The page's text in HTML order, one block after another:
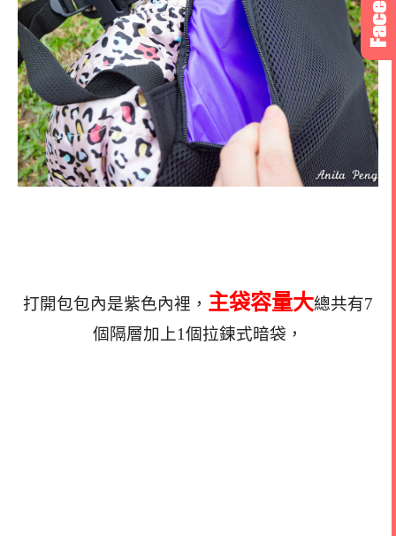
打開包包內是紫色內裡， 主袋容量大總共有7
個隔層加上1個拉鍊式暗袋，